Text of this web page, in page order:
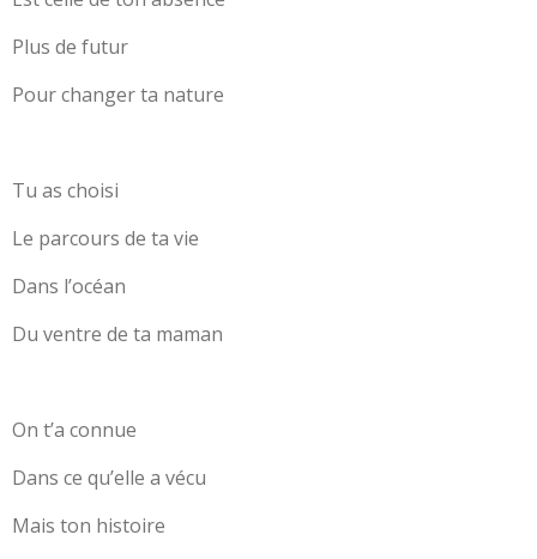
Plus de futur
Pour changer ta nature
Tu as choisi
Le parcours de ta vie
Dans l’océan
Du ventre de ta maman
On t’a connue
Dans ce qu’elle a vécu
Mais ton histoire